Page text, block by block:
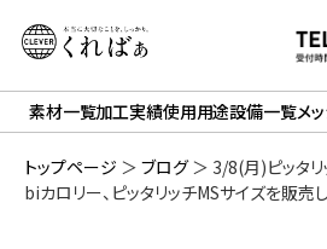
素材一覧加工実績使用用途設備一覧メ
トップページ ＞ ブログ＞ 3/8(月)ピッタリ
biカロリー、ピッタリッチMSサイズを販売し